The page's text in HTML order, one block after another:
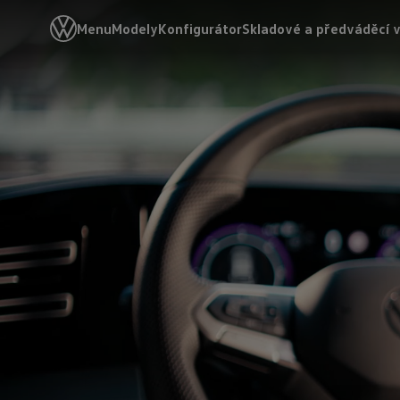
MenuModelyKonfigurátorSkladové a předváděcí